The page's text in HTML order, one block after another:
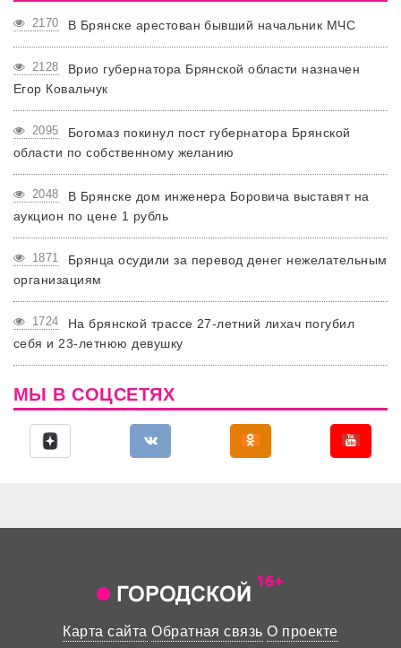
2170 В Брянске арестован бывший начальник МЧС
2128
Врио губернатора Брянской области назначен
Егор Ковальчук
2095
Богомаз покинул пост губернатора Брянской
области по собственному желанию
2048
В Брянске дом инженера Боровича выставят на
аукцион по цене 1 рубль
1871
Брянца осудили за перевод денег нежелательным
организациям
1724
На брянской трассе 27-летний лихач погубил
себя и 23-летнюю девушку
МЫ В СОЦСЕТЯХ
Карта сайта Обратная связь О проекте